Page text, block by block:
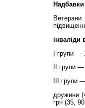
інваліди
І групи —
ІІ групи
ІІІ
дружини
грн (35,